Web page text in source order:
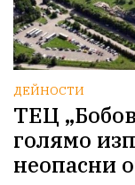
ДЕЙНОСТИ
ТЕЦ
голямо
неопасни